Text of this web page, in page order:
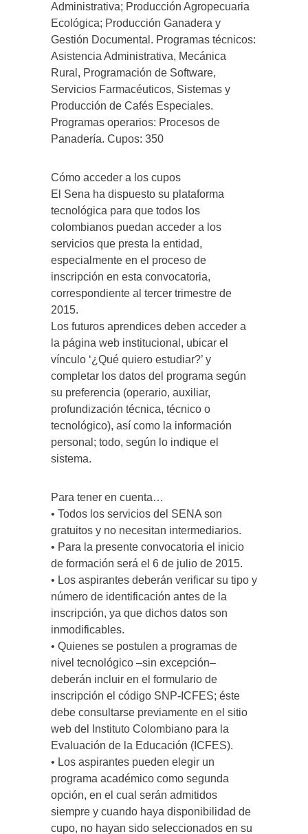
Administrativa; Producción Agropecuaria
Ecológica; Producción Ganadera y
Gestión Documental. Programas técnicos:
Asistencia Administrativa, Mecánica
Rural, Programación de Software,
Servicios Farmacéuticos, Sistemas y
Producción de Cafés Especiales.
Programas operarios: Procesos de
Panadería. Cupos: 350
Cómo acceder a los cupos
El Sena ha dispuesto su plataforma
tecnológica para que todos los
colombianos puedan acceder a los
servicios que presta la entidad,
especialmente en el proceso de
inscripción en esta convocatoria,
correspondiente al tercer trimestre de
2015.
Los futuros aprendices deben acceder a
la página web institucional, ubicar el
vínculo ‘¿Qué quiero estudiar?’ y
completar los datos del programa según
su preferencia (operario, auxiliar,
profundización técnica, técnico o
tecnológico), así como la información
personal; todo, según lo indique el
sistema.
Para tener en cuenta…
• Todos los servicios del SENA son
gratuitos y no necesitan intermediarios.
• Para la presente convocatoria el inicio
de formación será el 6 de julio de 2015.
• Los aspirantes deberán verificar su tipo y
número de identificación antes de la
inscripción, ya que dichos datos son
inmodificables.
• Quienes se postulen a programas de
nivel tecnológico –sin excepción–
deberán incluir en el formulario de
inscripción el código SNP-ICFES; éste
debe consultarse previamente en el sitio
web del Instituto Colombiano para la
Evaluación de la Educación (ICFES).
• Los aspirantes pueden elegir un
programa académico como segunda
opción, en el cual serán admitidos
siempre y cuando haya disponibilidad de
cupo, no hayan sido seleccionados en su